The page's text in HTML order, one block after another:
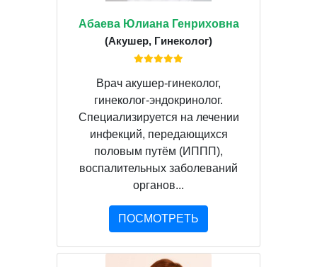
Абаева Юлиана Генриховна
(Акушер, Гинеколог)
Врач акушер-гинеколог,
гинеколог-эндокринолог.
Специализируется на лечении
инфекций, передающихся
половым путём (ИППП),
воспалительных заболеваний
органов...
ПОСМОТРЕТЬ